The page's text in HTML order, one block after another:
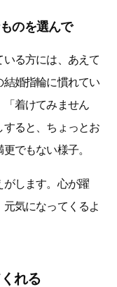
のを選んで
る方には、あえて
婚指輪に慣れてい
「着けてみません
ると、ちょっとお
でもない様子。
がします。心が躍
気になってくるよ
れる